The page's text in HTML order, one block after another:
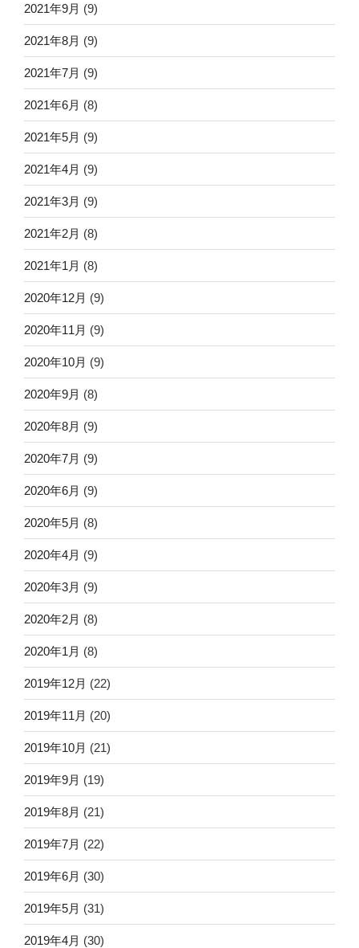
2021年9月 (9)
2021年8月 (9)
2021年7月 (9)
2021年6月 (8)
2021年5月 (9)
2021年4月 (9)
2021年3月 (9)
2021年2月 (8)
2021年1月 (8)
2020年12月 (9)
2020年11月 (9)
2020年10月 (9)
2020年9月 (8)
2020年8月 (9)
2020年7月 (9)
2020年6月 (9)
2020年5月 (8)
2020年4月 (9)
2020年3月 (9)
2020年2月 (8)
2020年1月 (8)
2019年12月 (22)
2019年11月 (20)
2019年10月 (21)
2019年9月 (19)
2019年8月 (21)
2019年7月 (22)
2019年6月 (30)
2019年5月 (31)
2019年4月 (30)